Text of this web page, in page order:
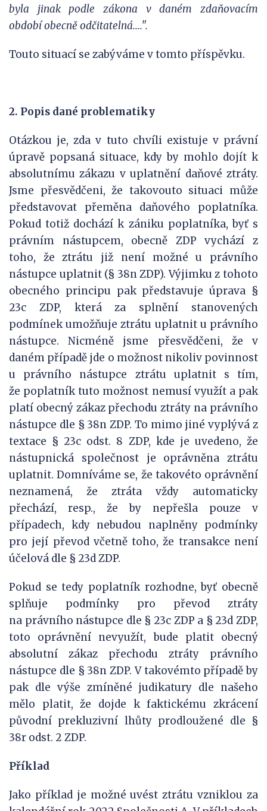
byla jinak podle zákona v daném zdaňovacím
období obecně odčitatelná....".
Touto situací se zabýváme v tomto příspěvku.
2. Popis dané problematiky
Otázkou je, zda v tuto chvíli existuje v právní
úpravě popsaná situace, kdy by mohlo dojít k
absolutnímu zákazu v uplatnění daňové ztráty.
Jsme přesvědčeni, že takovouto situaci může
představovat přeměna daňového poplatníka.
Pokud totiž dochází k zániku poplatníka, byť s
právním nástupcem, obecně ZDP vychází z
toho, že ztrátu již není možné u právního
nástupce uplatnit (§ 38n ZDP). Výjimku z tohoto
obecného principu pak představuje úprava §
23c ZDP, která za splnění stanovených
podmínek umožňuje ztrátu uplatnit u právního
nástupce. Nicméně jsme přesvědčeni, že v
daném případě jde o možnost nikoliv povinnost
u právního nástupce ztrátu uplatnit s tím,
že poplatník tuto možnost nemusí využít a pak
platí obecný zákaz přechodu ztráty na právního
nástupce dle § 38n ZDP. To mimo jiné vyplývá z
textace § 23c odst. 8 ZDP, kde je uvedeno, že
nástupnická společnost je oprávněna ztrátu
uplatnit. Domníváme se, že takovéto oprávnění
neznamená, že ztráta vždy automaticky
přechází, resp., že by nepřešla pouze v
případech, kdy nebudou naplněny podmínky
pro její převod včetně toho, že transakce není
účelová dle § 23d ZDP.
Pokud se tedy poplatník rozhodne, byť obecně
splňuje podmínky pro převod ztráty
na právního nástupce dle § 23c ZDP a § 23d ZDP,
toto oprávnění nevyužít, bude platit obecný
absolutní zákaz přechodu ztráty právního
nástupce dle § 38n ZDP. V takovémto případě by
pak dle výše zmíněné judikatury dle našeho
mělo platit, že dojde k faktickému zkrácení
původní prekluzivní lhůty prodloužené dle §
38r odst. 2 ZDP.
Příklad
Jako příklad je možné uvést ztrátu vzniklou za